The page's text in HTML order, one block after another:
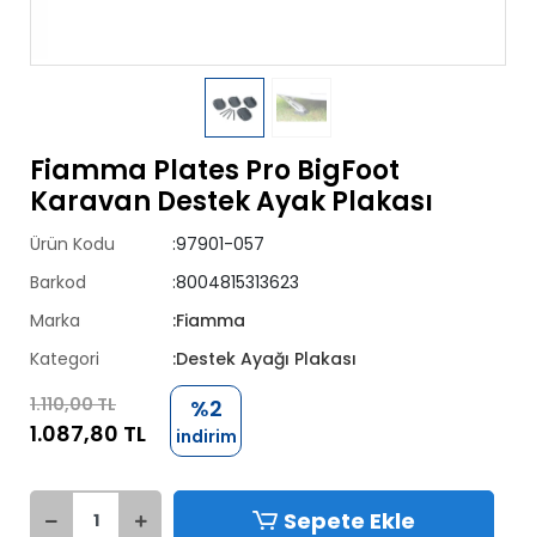
Fiamma Plates Pro BigFoot
Karavan Destek Ayak Plakası
Ürün Kodu
:97901-057
Barkod
:8004815313623
Marka
:Fiamma
Kategori
:Destek Ayağı Plakası
1.110,00 TL
1.087,80 TL
%2
indirim
Sepete Ekle